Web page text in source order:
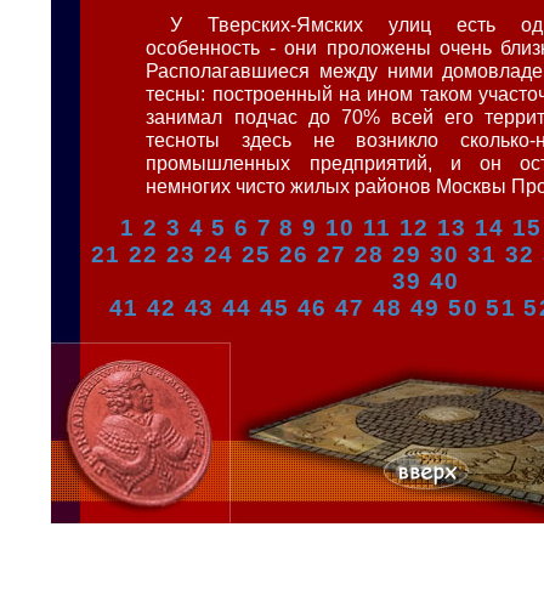
У Тверских-Ямских улиц есть
особенность - они проложены очень
Располагавшиеся между ними
тесны: построенный на ином таком
занимал подчас до 70% всей его
тесноты здесь не возникло сколько-
промышленных предприятий, и он
немногих чисто жилых районов Москвы
1 2 3 4 5 6 7 8 9 10 11 12 13 14 15
21 22 23 24 25 26 27 28 29 30 31 32
39 40
41 42 43 44 45 46 47 48 49 50 51